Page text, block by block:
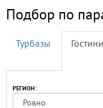
Подбор по
Турбазы
РЕГИОН: